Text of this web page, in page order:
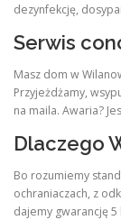
dezynfekcję,
Serwis
Masz dom w
Przyjeżdżamy,
na maila. Awaria?
Dlaczego
Bo rozumiemy
ochraniaczach, z
dajemy gwarancję 5